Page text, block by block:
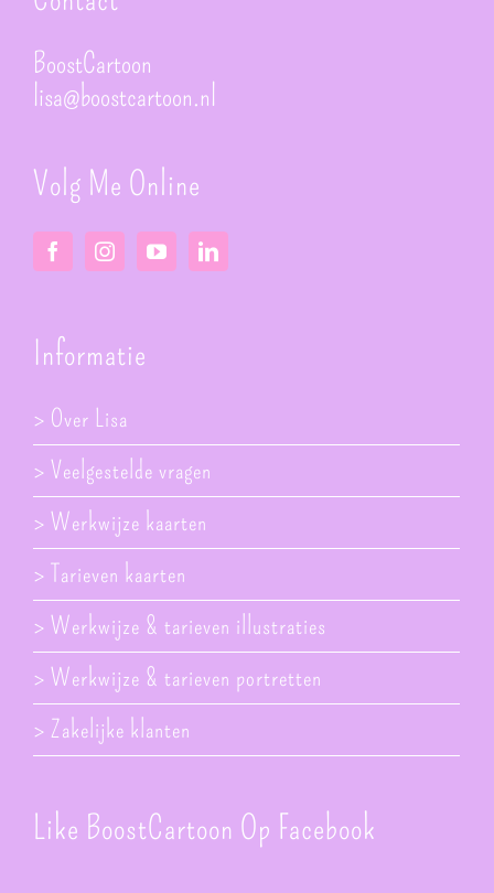
BoostCartoon
lisa@boostcartoon.nl
Volg Me Online
Informatie
> Over Lisa
> Veelgestelde vragen
> Werkwijze kaarten
> Tarieven kaarten
> Werkwijze & tarieven illustraties
> Werkwijze & tarieven portretten
> Zakelijke klanten
Like BoostCartoon Op Facebook